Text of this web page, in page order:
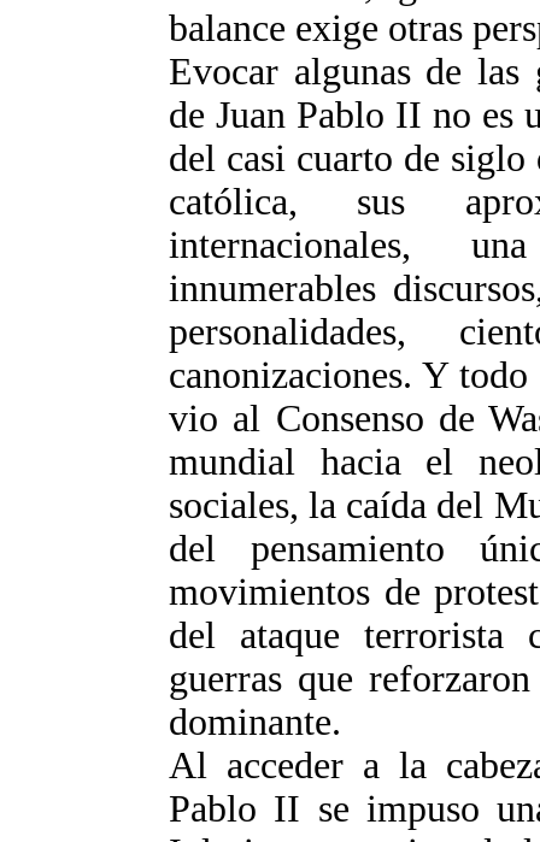
balance exige otras
Evocar algunas de
de Juan Pablo II no es
del casi cuarto de
católica, sus
internacionales,
innumerables
personalidades,
canonizaciones. Y
vio al Consenso de
mundial hacia el
sociales, la caída del
del pensamiento
movimientos de
del ataque terrorista
guerras que
dominante.
Al acceder a la
Pablo II se impuso